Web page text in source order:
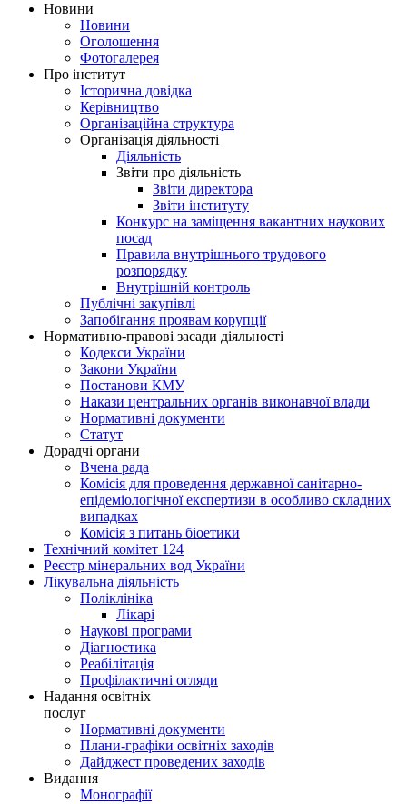
Новини
Новини
Оголошення
Фотогалерея
Про інститут
Історична довідка
Керівництво
Організаційна структура
Організація діяльності
Діяльність
Звіти про діяльність
Звіти директора
Звіти інституту
Конкурс на заміщення вакантних наукових
посад
Правила внутрішнього трудового
розпорядку
Внутрішній контроль
Публічні закупівлі
Запобігання проявам корупції
Нормативно-правові засади діяльності
Кодекси України
Закони України
Постанови КМУ
Накази центральних органів виконавчої влади
Нормативні документи
Статут
Дорадчі органи
Вчена рада
Комісія для проведення державної санітарно-
епідеміологічної експертизи в особливо складних
випадках
Комісія з питань біоетики
Технічний комітет 124
Реєстр мінеральних вод України
Лікувальна діяльність
Поліклініка
Лікарі
Наукові програми
Діагностика
Реабілітація
Профілактичні огляди
Надання освітніх
послуг
Нормативні документи
Плани-графіки освітніх заходів
Дайджест проведених заходів
Видання
Монографії